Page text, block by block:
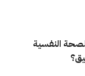
النفسية